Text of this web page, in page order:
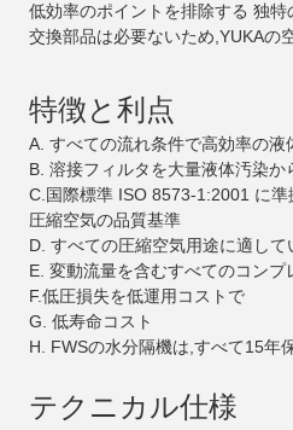
低効率のポイントを排除する 独
交換部品は必要ないため,YUKAの
特徴と利点
A. すべての流れ条件で高効率の液
B. 溶接フィルタを大量液体汚染か
C.国際標準 ISO 8573-1:2001 に
圧縮空気の品質基準
D. すべての圧縮空気用途に適して
E. 変動流量を含むすべてのコンプ
F.低圧損失を低運用コストで
G. 低寿命コスト
H. FWSの水分隔機は,すべて15年
テクニカル仕様